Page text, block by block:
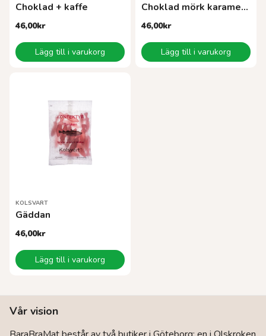
Choklad + kaffe
46,00kr
Lägg till i varukorg
Choklad mörk karamell EKO80 g
46,00kr
Lägg till i varukorg
KOLSVART
Gäddan
46,00kr
Lägg till i varukorg
Vår vision